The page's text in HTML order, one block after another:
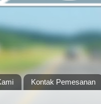
Kontak Pemesanan